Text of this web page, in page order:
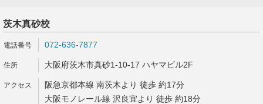
茨木真砂校
072-636-7877
大阪府茨木市真砂1-10-17 ハヤマビル2F
阪急京都本線 南茨木より 徒歩 約17分
大阪モノレール線 沢良宜より 徒歩 約18分